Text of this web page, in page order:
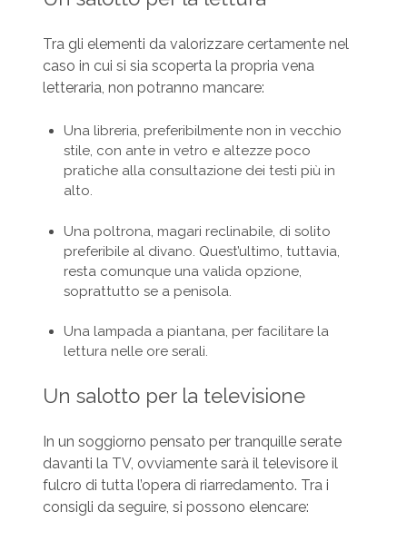
Tra gli elementi da valorizzare certamente nel
caso in cui si sia scoperta la propria vena
letteraria, non potranno mancare:
Una libreria, preferibilmente non in vecchio
stile, con ante in vetro e altezze poco
pratiche alla consultazione dei testi più in
alto.
Una poltrona, magari reclinabile, di solito
preferibile al divano. Quest’ultimo, tuttavia,
resta comunque una valida opzione,
soprattutto se a penisola.
Una lampada a piantana, per facilitare la
lettura nelle ore serali.
Un salotto per la televisione
In un soggiorno pensato per tranquille serate
davanti la TV, ovviamente sarà il televisore il
fulcro di tutta l’opera di riarredamento. Tra i
consigli da seguire, si possono elencare: